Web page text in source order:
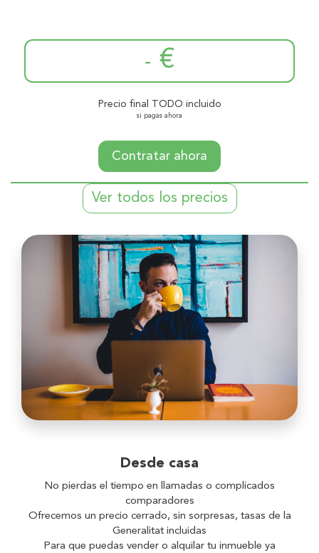
- €
Precio final TODO incluido
si pagas ahora
Contratar ahora
Ver todos los precios
Desde casa
No pierdas el tiempo en llamadas o complicados
comparadores
Ofrecemos un precio cerrado, sin sorpresas, tasas de la
Generalitat incluidas
Para que puedas vender o alquilar tu inmueble ya